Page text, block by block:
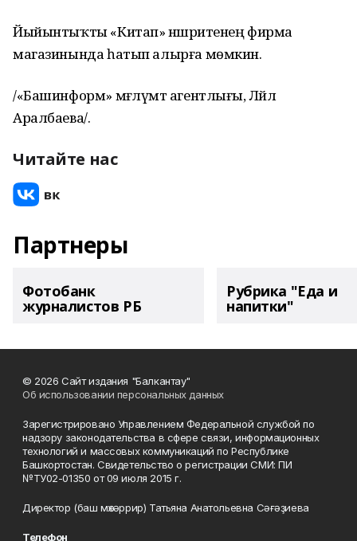
Йыйынтыҡты «Китап» нәшриәтенең фирма
магазинында һатып алырға мөмкин.
/«Башинформ» мәғлүмәт агентлығы, Ләйлә
Аралбаева/.
Читайте нас
Партнеры
Фотобанк
журналистов РБ
Рубрика "Еда и
напитки"
© 2026 Сайт издания "Балкантау"
Об использовании персональных данных
Зарегистрировано Управлением Федеральной службой по
надзору законодательства в сфере связи, информационных
технологий и массовых коммуникаций по Республике
Башкортостан. Свидетельство о регистрации СМИ: ПИ
№ТУ02-01350 от 09 июля 2015 г.
Директор (баш мөхәррир) Татьяна Анатольевна Сәғәҙиева
Телефон